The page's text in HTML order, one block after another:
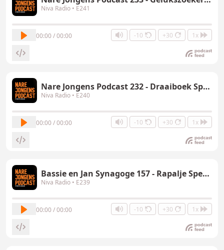
Niva Radio • E241
00:00 / 00:00 -10 +30 1x
Nare Jongens Podcast 232 - Draaiboek Special
Niva Radio • E240
00:00 / 00:00 -10 +30 1x
Bassie en Jan Synagoge 157 - Rapalje Special
Niva Radio • E239
00:00 / 00:00 -10 +30 1x